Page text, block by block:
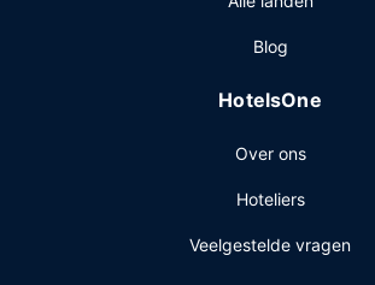
Blog
HotelsOne
Over ons
Hoteliers
Veelgestelde vragen